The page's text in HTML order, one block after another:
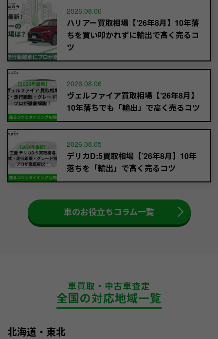
2026.08.06
ハリアー買取相場【’26年8月】10年落
ちを買い叩かれずに輸出で高く売るコ
ツ
2026.08.06
ヴェルファイア買取相場【’26年8月】
10年落ちでも「輸出」で高く売るコツ
2026.08.05
デリカD:5買取相場【’26年8月】10年
落ちを「輸出」で高く売るコツ
車のお役立ちコラム一覧
車買取・中古車査定
全国の対応地域一覧
北海道・東北